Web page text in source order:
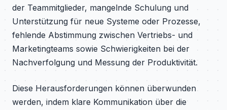
der Teammitglieder, mangelnde Schulung und
Unterstützung für neue Systeme oder Prozesse,
fehlende Abstimmung zwischen Vertriebs- und
Marketingteams sowie Schwierigkeiten bei der
Nachverfolgung und Messung der Produktivität.
Diese Herausforderungen können überwunden
werden, indem klare Kommunikation über die